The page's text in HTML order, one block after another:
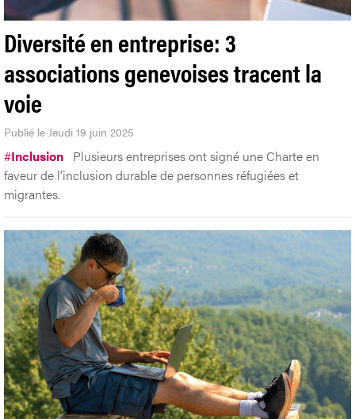
Diversité en entreprise: 3
associations genevoises tracent la
voie
Publié le Jeudi 19 juin 2025
#Inclusion Plusieurs entreprises ont signé une Charte en
faveur de l’inclusion durable de personnes réfugiées et
migrantes.